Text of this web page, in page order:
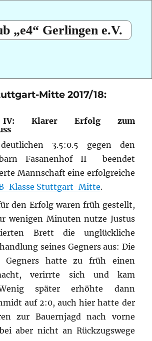
„e4“ Gerlingen e.V.
Mitte 2017/18:
IV: Klarer Erfolg zum
3.5:0.5 gegen den
Fasanenhof II beendet
Mannschaft eine erfolgreiche
Klasse Stuttgart-Mitte.
den Erfolg waren früh gestellt,
wenigen Minuten nutze Justus
Brett die unglückliche
seines Gegners aus: Die
Gegners hatte zu früh einen
verirrte sich und kam
später erhöhte dann
auf 2:0, auch hier hatte der
zur Bauernjagd nach vorne
aber nicht an Rückzugswege